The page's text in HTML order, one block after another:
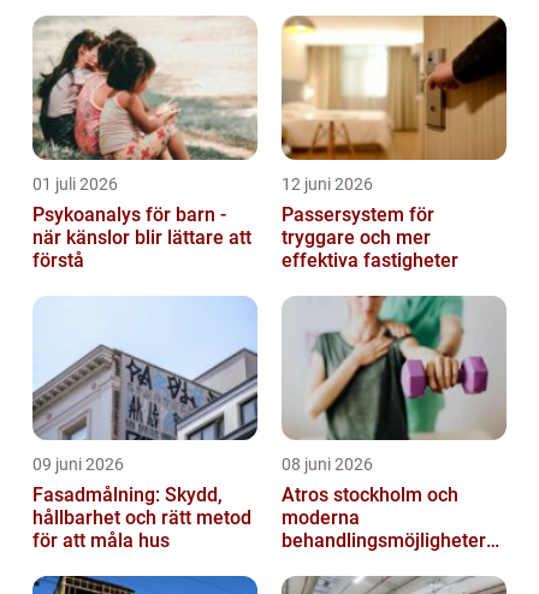
01 juli 2026
Psykoanalys för barn -
när känslor blir lättare att
förstå
12 juni 2026
Passersystem för
tryggare och mer
effektiva fastigheter
09 juni 2026
Fasadmålning: Skydd,
hållbarhet och rätt metod
för att måla hus
08 juni 2026
Atros stockholm och
moderna
behandlingsmöjligheter